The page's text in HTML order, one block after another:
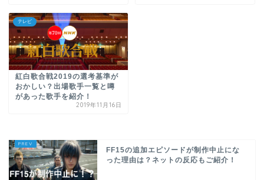
テレビ
紅白歌合戦2019の選考基準が
おかしい？出場歌手一覧と噂
があった歌手を紹介！
2019年11月16日
FF15の追加エピソードが制作中止にな
った理由は？ネットの反応もご紹介！